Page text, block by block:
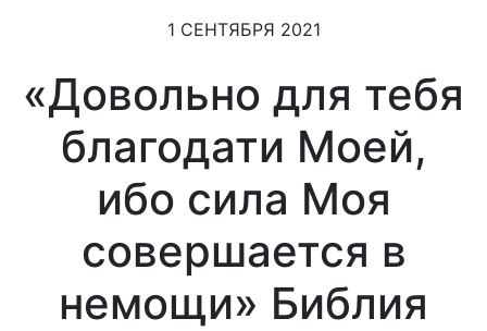
1 СЕНТЯБРЯ 2021
«Довольно для тебя
благодати Моей,
ибо сила Моя
совершается в
немощи» Библия